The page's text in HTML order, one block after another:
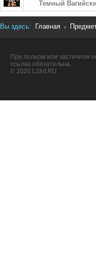
Темный
Вы здесь: Главная
При полном или частичном
ссылка обязательна.
© 2020 L2Int.RU